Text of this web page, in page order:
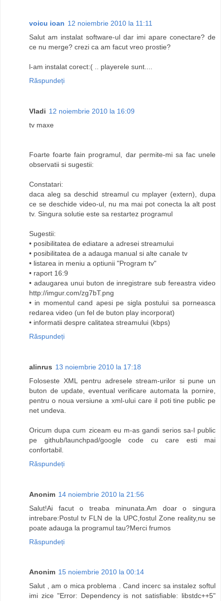
voicu ioan 12 noiembrie 2010 la 11:11
Salut am instalat software-ul dar imi apare conectare? de
ce nu merge? crezi ca am facut vreo prostie?
l-am instalat corect:( .. playerele sunt....
Răspundeți
Vladi 12 noiembrie 2010 la 16:09
tv maxe
Foarte foarte fain programul, dar permite-mi sa fac unele
observatii si sugestii:
Constatari:
daca aleg sa deschid streamul cu mplayer (extern), dupa
ce se deschide video-ul, nu ma mai pot conecta la alt post
tv. Singura solutie este sa restartez programul
Sugestii:
• posibilitatea de ediatare a adresei streamului
• posibilitatea de a adauga manual si alte canale tv
• listarea in meniu a optiunii "Program tv"
• raport 16:9
• adaugarea unui buton de inregistrare sub fereastra video
http://imgur.com/zg7bT.png
• in momentul cand apesi pe sigla postului sa porneasca
redarea video (un fel de buton play incorporat)
• informatii despre calitatea streamului (kbps)
Răspundeți
alinrus 13 noiembrie 2010 la 17:18
Foloseste XML pentru adresele stream-urilor si pune un
buton de update, eventual verificare automata la pornire,
pentru o noua versiune a xml-ului care il poti tine public pe
net undeva.
Oricum dupa cum ziceam eu m-as gandi serios sa-l public
pe github/launchpad/google code cu care esti mai
confortabil.
Răspundeți
Anonim 14 noiembrie 2010 la 21:56
Salut!Ai facut o treaba minunata.Am doar o singura
intrebare:Postul tv FLN de la UPC,fostul Zone reality,nu se
poate adauga la programul tau?Merci frumos
Răspundeți
Anonim 15 noiembrie 2010 la 00:14
Salut , am o mica problema . Cand incerc sa instalez softul
imi zice "Error: Dependency is not satisfiable: libstdc++5"